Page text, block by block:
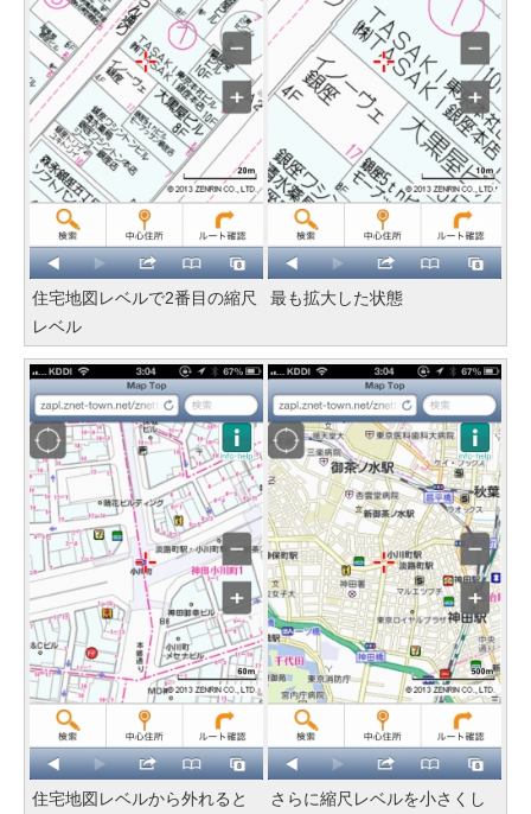
住宅地図レベルで2番目の縮尺
レベル
最も拡大した状態
住宅地図レベルから外れると
さらに縮尺レベルを小さくし